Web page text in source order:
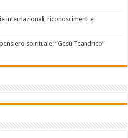
internazionali, riconoscimenti e
spirituale: “Gesù Teandrico”